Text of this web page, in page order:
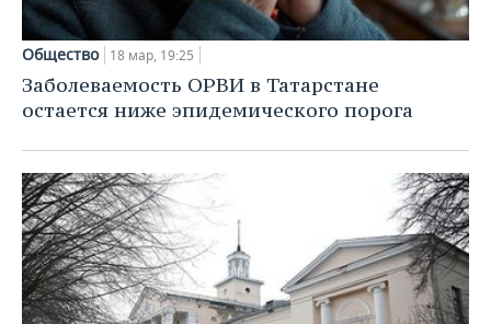
Общество 18 мар, 19:25
Заболеваемость ОРВИ в Татарстане
остается ниже эпидемического порога